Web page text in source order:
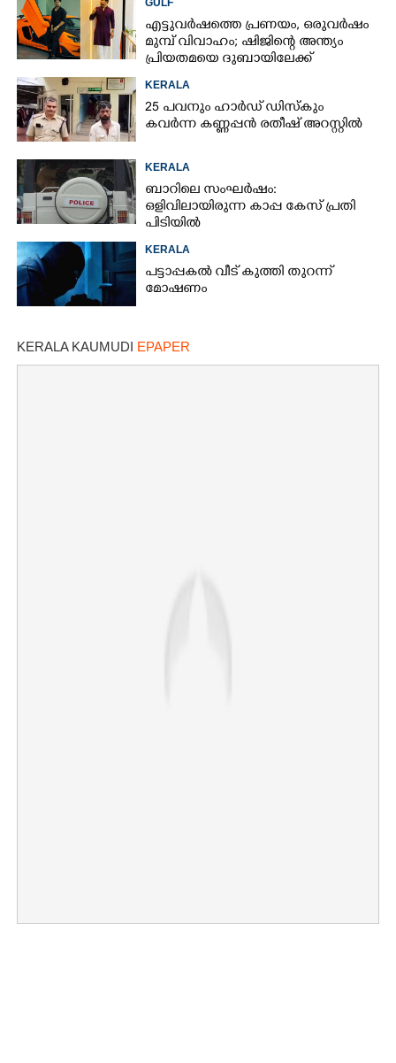
എട്ടുവർഷത്തെ പ്രണയം,​ ഒരുവർഷം
മുമ്പ് വിവാഹം; ഷിജിന്റെ അന്ത്യം
പ്രിയതമയെ ദുബായിലേക്ക്
KERALA
25 പവനും ഹാർഡ് ഡിസ്കും
കവർന്ന കണ്ണപ്പൻ രതീഷ് അറസ്റ്റിൽ
KERALA
ബാറിലെ സംഘർഷം:
ഒളിവിലായിരുന്ന കാപ്പ കേസ് പ്രതി
പിടിയിൽ
KERALA
പട്ടാപ്പകൽ വീട് കുത്തി തുറന്ന്
മോഷണം
KERALA KAUMUDI EPAPER